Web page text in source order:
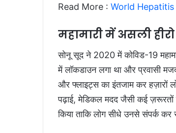
Read More : World Hepatitis
महामारी में असली
सोनू सूद ने 2020 में कोविड-19
में लॉकडाउन लगा था और प्रवासी
और फ्लाइट्स का इंतजाम कर हज़ारों
पढ़ाई, मेडिकल मदद जैसी कई ज़रूरतों
किया ताकि लोग सीधे उनसे संपर्क